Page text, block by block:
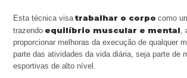
Esta técnica visa trabalhar o corpo como
trazendo equilíbrio muscular e mental,
proporcionar melhoras da execução de qualquer
parte das atividades da vida diária, seja parte de
esportivas de alto nível.